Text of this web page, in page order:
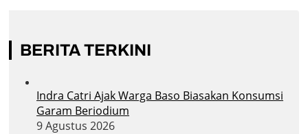
BERITA TERKINI
Indra Catri Ajak Warga Baso Biasakan Konsumsi
Garam Beriodium
9 Agustus 2026